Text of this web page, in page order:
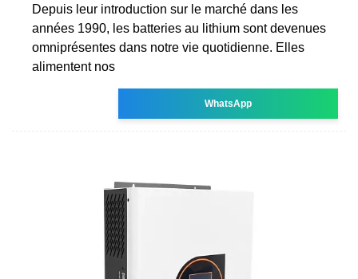
Depuis leur introduction sur le marché dans les
années 1990, les batteries au lithium sont devenues
omniprésentes dans notre vie quotidienne. Elles
alimentent nos
WhatsApp